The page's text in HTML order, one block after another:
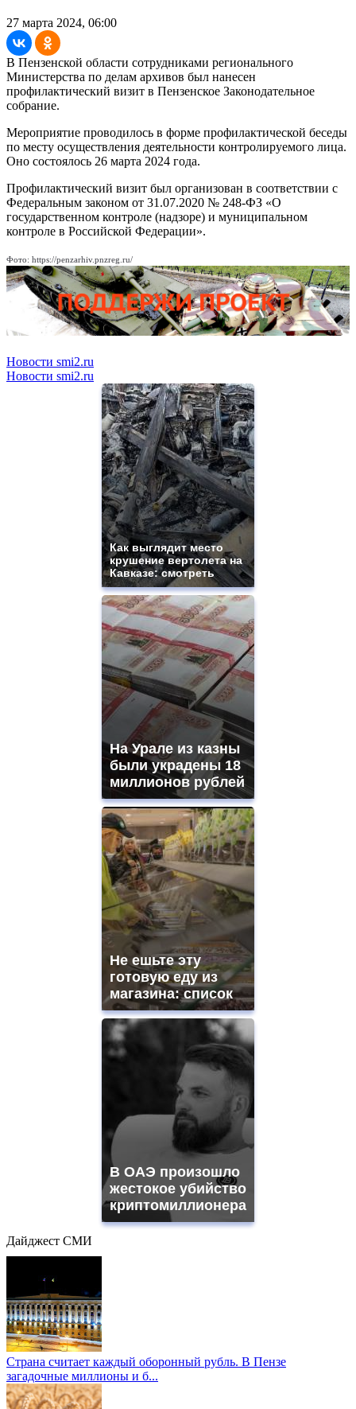
27 марта 2024, 06:00
В Пензенской области сотрудниками регионального
Министерства по делам архивов был нанесен
профилактический визит в Пензенское Законодательное
собрание.
Мероприятие проводилось в форме профилактической беседы
по месту осуществления деятельности контролируемого лица.
Оно состоялось 26 марта 2024 года.
Профилактический визит был организован в соответствии с
Федеральным законом от 31.07.2020 № 248-ФЗ «О
государственном контроле (надзоре) и муниципальном
контроле в Российской Федерации».
Фото: https://penzarhiv.pnzreg.ru/
Новости smi2.ru
Новости smi2.ru
Как выглядит место
крушение вертолета на
Кавказе: смотреть
На Урале из казны
были украдены 18
миллионов рублей
Не ешьте эту
готовую еду из
магазина: список
В ОАЭ произошло
жестокое убийство
криптомиллионера
Дайджест СМИ
Страна считает каждый оборонный рубль. В Пензе
загадочные миллионы и б...